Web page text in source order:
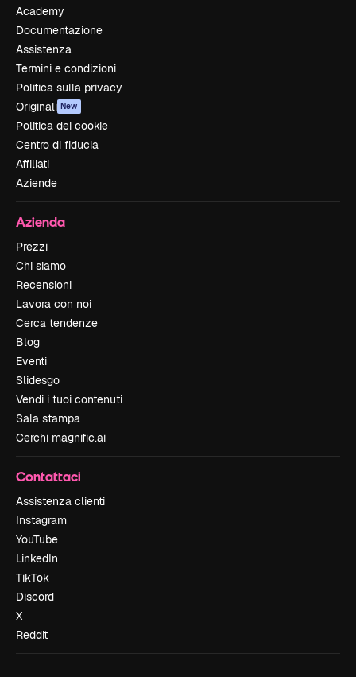
Academy
Documentazione
Assistenza
Termini e condizioni
Politica sulla privacy
Originali New
Politica dei cookie
Centro di fiducia
Affiliati
Aziende
Azienda
Prezzi
Chi siamo
Recensioni
Lavora con noi
Cerca tendenze
Blog
Eventi
Slidesgo
Vendi i tuoi contenuti
Sala stampa
Cerchi magnific.ai
Contattaci
Assistenza clienti
Instagram
YouTube
LinkedIn
TikTok
Discord
X
Reddit